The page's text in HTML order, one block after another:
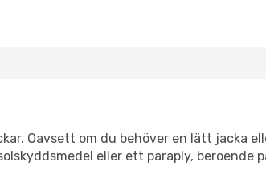
Oavsett om du behöver en lätt jacka
eller ett paraply, beroende